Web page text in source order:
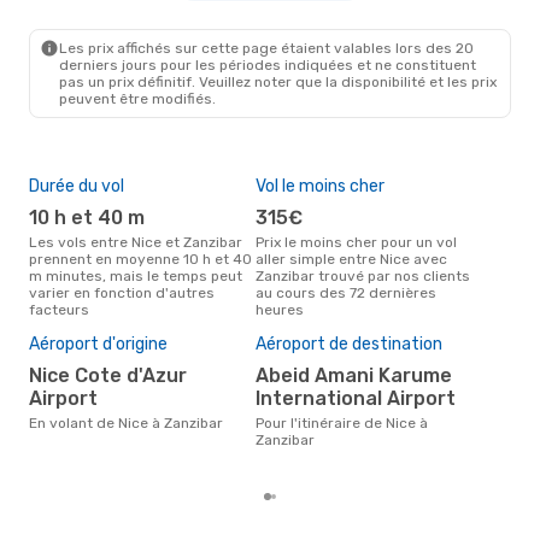
Les prix affichés sur cette page étaient valables lors des 20
derniers jours pour les périodes indiquées et ne constituent
pas un prix définitif. Veuillez noter que la disponibilité et les prix
peuvent être modifiés.
Durée du vol
10 h et 40 m
Les vols entre Nice et Zanzibar
prennent en moyenne 10 h et 40
m minutes, mais le temps peut
varier en fonction d'autres
facteurs
Vol le moins cher
315€
Prix le moins cher pour un vol
aller simple entre Nice avec
Zanzibar trouvé par nos clients
au cours des 72 dernières
heures
Aéroport d'origine
Nice Cote d'Azur
Airport
En volant de Nice à Zanzibar
Aéroport de destination
Abeid Amani Karume
International Airport
Pour l'itinéraire de Nice à
Zanzibar